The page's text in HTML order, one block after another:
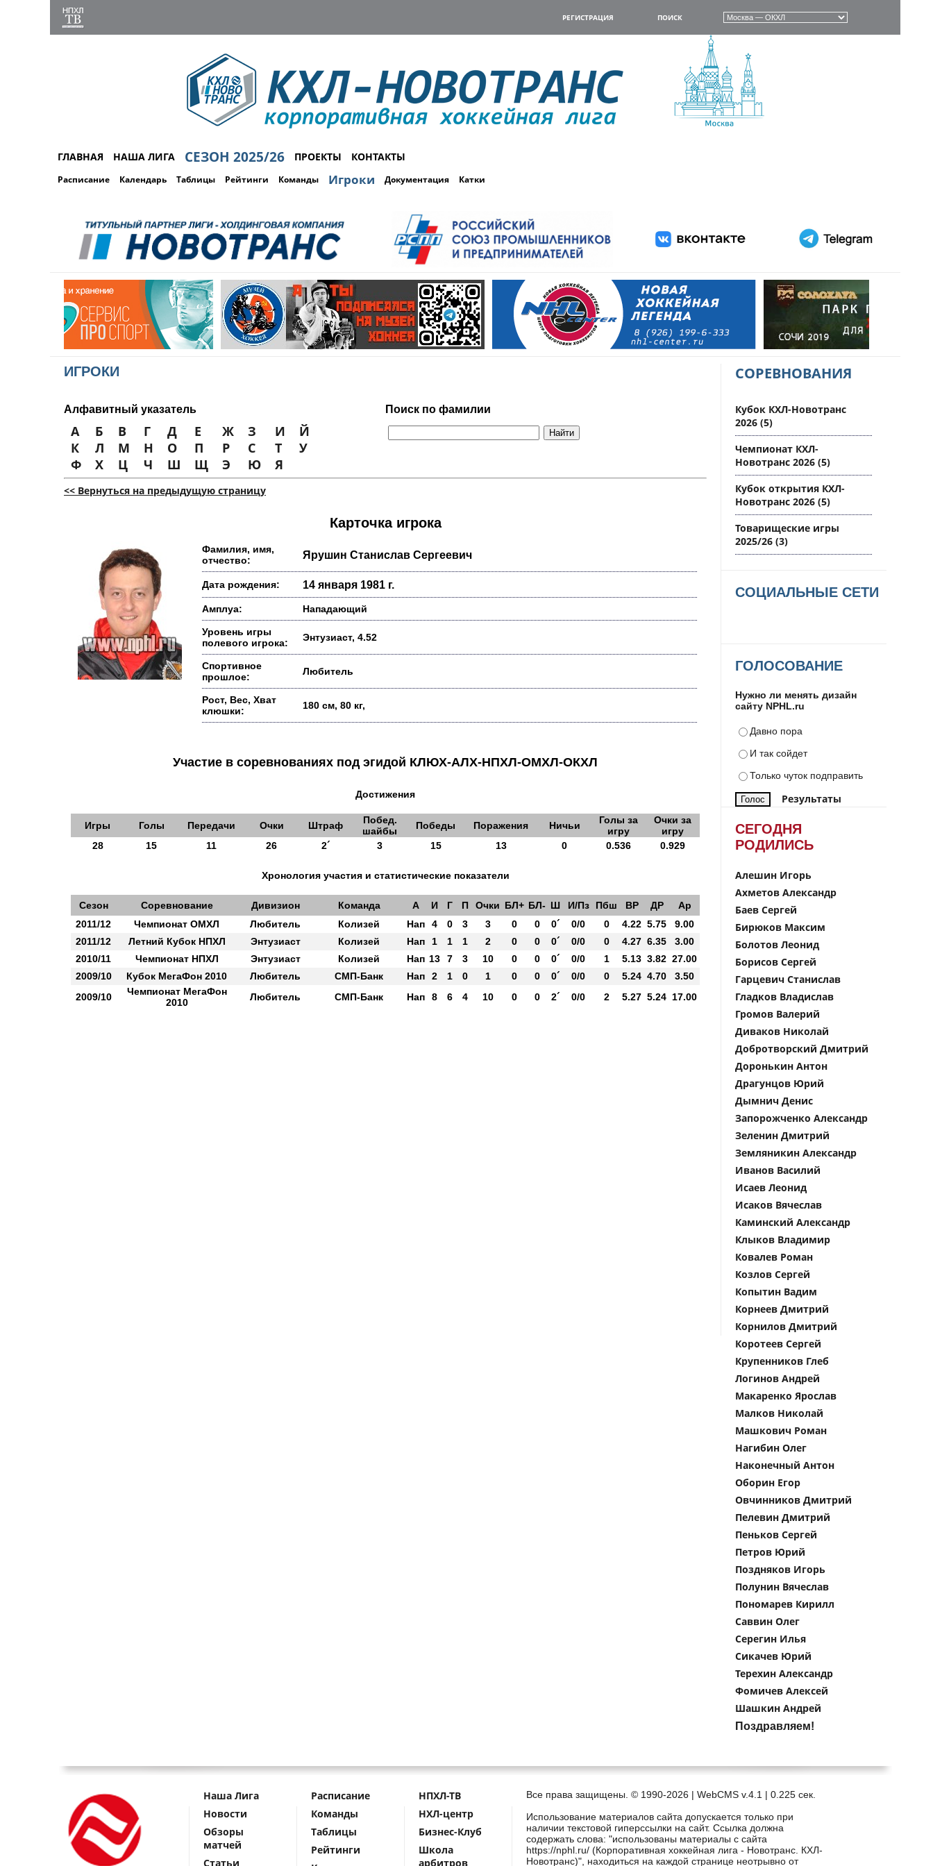
РЕГИСТРАЦИЯ ПОИСК
ГЛАВНАЯ НАША ЛИГА СЕЗОН 2025/26 ПРОЕКТЫ КОНТАКТЫ
Расписание Календарь Таблицы Рейтинги Команды Игроки Документация Катки
ИГРОКИ
Алфавитный указатель Поиск по фамилии
А Б В Г Д Е Ж З И
Й
К
Л М Н О П Р С Т
У
Ф
Х Ц Ч Ш Щ Э Ю Я
<< Вернуться на предыдущую страницу
Карточка игрока
Фамилия, имя,
отчество:
Ярушин Станислав Сергеевич
Дата рождения: 14 января 1981 г.
Амплуа: Нападающий
Уровень игры
полевого игрока:
Энтузиаст, 4.52
Спортивное
прошлое:
Любитель
Рост, Вес, Хват
клюшки:
180 см, 80 кг,
Участие в соревнованиях под эгидой КЛЮХ-АЛХ-НПХЛ-ОМХЛ-ОКХЛ
Достижения
Игры Голы Передачи Очки Штраф
Побед.
шайбы
Победы Поражения Ничьи
Голы за
игру
Очки за
игру
28
15 11 26 2´ 3 15 13 0 0.536 0.929
Хронология участия и статистические показатели
Сезон Соревнование Дивизион Команда А И Г П Очки БЛ+ БЛ- Ш И/Пз Пбш ВР ДР
Ар
2011/12
Чемпионат ОМХЛ Любитель Колизей Нап 4 0 3 3 0 0 0´ 0/0 0 4.22 5.75
9.00
2011/12
Летний Кубок НПХЛ Энтузиаст Колизей Нап 1 1 1 2 0 0 0´ 0/0 0 4.27 6.35
3.00
2010/11
Чемпионат НПХЛ Энтузиаст Колизей Нап 13 7 3 10 0 0 0´ 0/0 1 5.13 3.82 27.00
2009/10
Кубок МегаФон 2010 Любитель СМП-Банк Нап 2 1 0 1 0 0 0´ 0/0 0 5.24 4.70
3.50
2009/10
Чемпионат МегаФон
2010
Любитель СМП-Банк Нап 8 6 4 10 0 0 2´ 0/0 2 5.27 5.24 17.00
СОРЕВНОВАНИЯ
Кубок КХЛ-Новотранс
2026 (5)
Чемпионат КХЛ-
Новотранс 2026 (5)
Кубок открытия КХЛ-
Новотранс 2026 (5)
Товарищеские игры
2025/26 (3)
СОЦИАЛЬНЫЕ СЕТИ
ГОЛОСОВАНИЕ
Нужно ли менять дизайн
сайту NPHL.ru
Давно пора
И так сойдет
Только чуток подправить
Результаты
СЕГОДНЯ
РОДИЛИСЬ
Алешин Игорь
Ахметов Александр
Баев Сергей
Бирюков Максим
Болотов Леонид
Борисов Сергей
Гарцевич Станислав
Гладков Владислав
Громов Валерий
Диваков Николай
Добротворский Дмитрий
Доронькин Антон
Драгунцов Юрий
Дымнич Денис
Запорожченко Александр
Зеленин Дмитрий
Земляникин Александр
Иванов Василий
Исаев Леонид
Исаков Вячеслав
Каминский Александр
Клыков Владимир
Ковалев Роман
Козлов Сергей
Копытин Вадим
Корнеев Дмитрий
Корнилов Дмитрий
Коротеев Сергей
Крупенников Глеб
Логинов Андрей
Макаренко Ярослав
Малков Николай
Машкович Роман
Нагибин Олег
Наконечный Антон
Оборин Егор
Овчинников Дмитрий
Пелевин Дмитрий
Пеньков Сергей
Петров Юрий
Поздняков Игорь
Полунин Вячеслав
Пономарев Кирилл
Саввин Олег
Серегин Илья
Сикачев Юрий
Терехин Александр
Фомичев Алексей
Шашкин Андрей
Поздравляем!
Наша Лига
Новости
Обзоры
матчей
Статьи
Расписание
Команды
Таблицы
Рейтинги
НПХЛ-ТВ
НХЛ-центр
Бизнес-Клуб
Школа
арбитров
Все права защищены. © 1990-2026 | WebCMS v.4.1 | 0.225 сек.
Использование материалов сайта допускается только при
наличии текстовой гиперссылки на сайт. Ссылка должна
содержать слова: "использованы материалы с сайта
https://nphl.ru/ (Корпоративная хоккейная лига - Новотранс. КХЛ-
Новотранс)", находиться на каждой странице неотрывно от